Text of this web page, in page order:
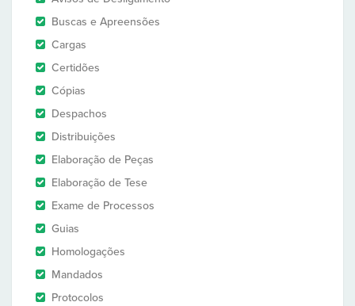
Buscas e Apreensões
Cargas
Certidões
Cópias
Despachos
Distribuições
Elaboração de Peças
Elaboração de Tese
Exame de Processos
Guias
Homologações
Mandados
Protocolos